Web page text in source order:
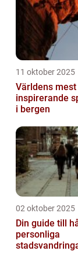
11 oktober 2025
Världens mest
inspirerande
i bergen
02 oktober 2025
Din guide till
personliga